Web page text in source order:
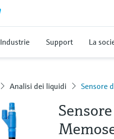
Industrie Support La
Analisi dei liquidi Sensore